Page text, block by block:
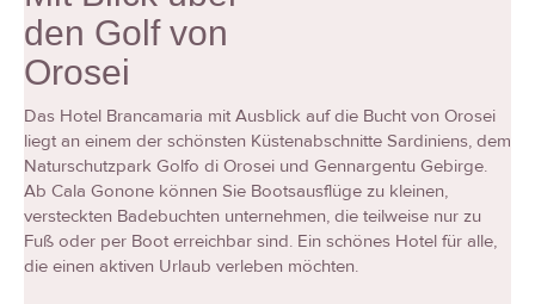
den Golf von
Orosei
Das Hotel Brancamaria mit Ausblick auf die Bucht von Orosei
liegt an einem der schönsten Küstenabschnitte Sardiniens, dem
Naturschutzpark Golfo di Orosei und Gennargentu Gebirge.
Ab Cala Gonone können Sie Bootsausflüge zu kleinen,
versteckten Badebuchten unternehmen, die teilweise nur zu
Fuß oder per Boot erreichbar sind. Ein schönes Hotel für alle,
die einen aktiven Urlaub verleben möchten.